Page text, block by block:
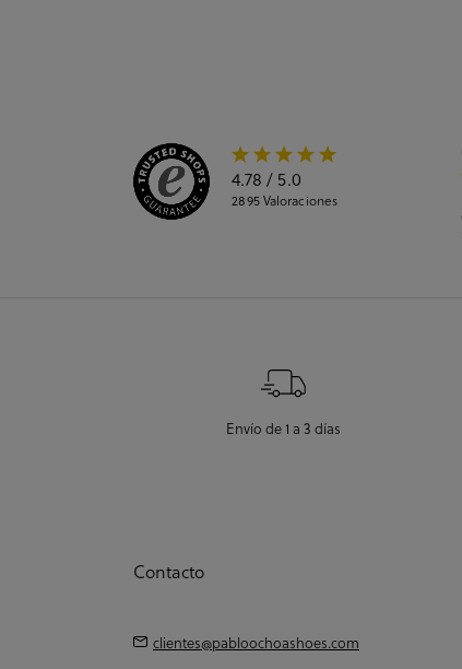
4.78 / 5.0
2895Valoraciones
Envío de 1 a 3 días
Contacto
clientes@pabloochoashoes.com